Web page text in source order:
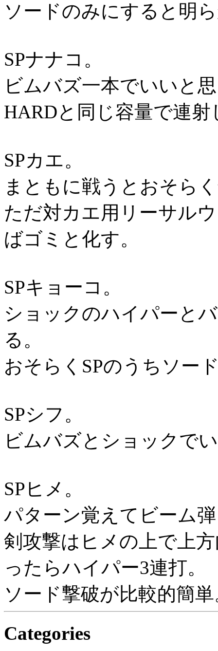
ソードのみにすると明
SPナナコ。
ビムバズ一本でいいと
HARDと同じ容量で連
SPカエ。
まともに戦うとおそら
ただ対カエ用リーサル
ばゴミと化す。
SPキョーコ。
ショックのハイパーと
る。
おそらくSPのうちソー
SPシフ。
ビムバズとショックで
SPヒメ。
パターン覚えてビーム
剣攻撃はヒメの上で上
ったらハイパー3連打。
ソード撃破が比較的簡
Categories